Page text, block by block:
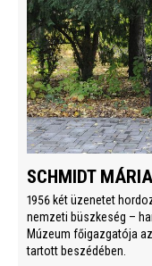
SCHMIDT
1956 két üzenetet
nemzeti büszkeség –
Múzeum főigazgatója
tartott beszédében.